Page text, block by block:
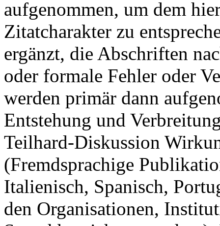
aufgenommen, um dem
Zitatcharakter zu
ergänzt, die Abschriften
oder formale Fehler oder
werden primär dann
Entstehung und
Teilhard-Diskussion
(Fremdsprachige
Italienisch, Spanisch,
den Organisationen,